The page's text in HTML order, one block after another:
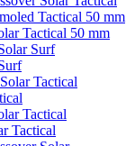
Tactical 50 mm
Tactical 50 mm
Surf
Tactical
Tactical
Tactical